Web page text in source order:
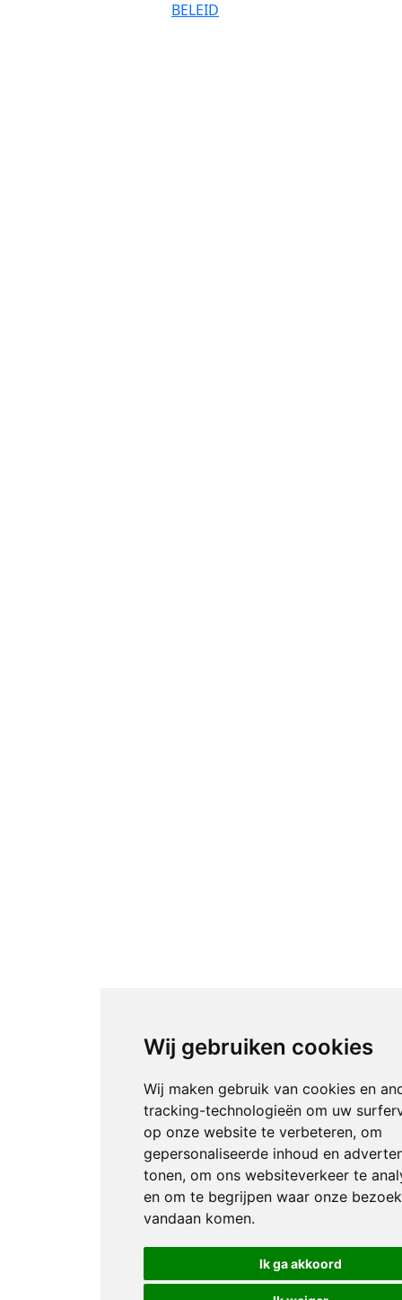
Wij gebruiken cookies
Wij maken gebruik van cookies en
tracking-technologieën om uw
op onze website te verbeteren, om
gepersonaliseerde inhoud en
tonen, om ons websiteverkeer te
en om te begrijpen waar onze
vandaan komen.
Ik ga akkoord
BELEID